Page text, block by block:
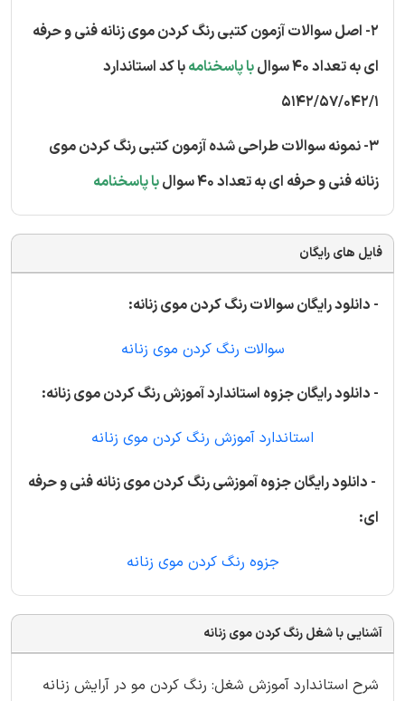
2- اصل سوالات آزمون کتبی رنگ کردن موی زنانه فنی و حرفه
ای به تعداد 40 سوال
با پاسخنامهبا کد استاندارد
5142/57/042/1
3- نمونه سوالات طراحی شده آزمون کتبی رنگ کردن موی
زنانه فنی و حرفه ای به تعداد 40 سوال
با پاسخنامه
فایل های رایگان
- دانلود رایگان سوالات رنگ کردن موی زنانه:
سوالات رنگ کردن موی زنانه
- دانلود رایگان جزوه استاندارد آموزش رنگ کردن موی زنانه:
استاندارد آموزش رنگ کردن موی زنانه
- دانلود رایگان جزوه آموزشی رنگ کردن موی زنانه فنی و حرفه
ای:
جزوه رنگ کردن موی زنانه
آشنایی با شغل رنگ کردن موی زنانه
شرح استاندارد آموزش شغل: رنگ کردن مو در آرایش زنانه